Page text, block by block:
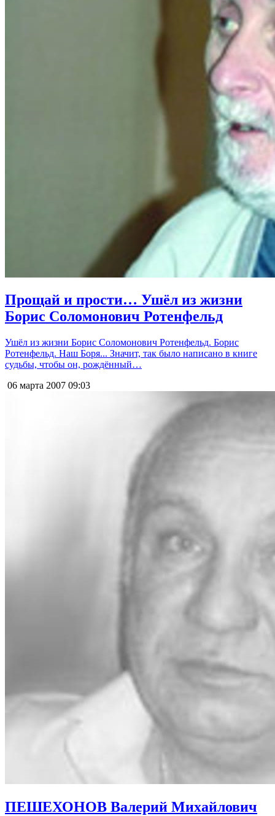
Прощай и прости… Ушёл из жизни
Борис Соломонович Ротенфельд
Ушёл из жизни Борис Соломонович Ротенфельд. Борис
Ротенфельд. Наш Боря... Значит, так было написано в книге
судьбы, чтобы он, рождённый…
06 марта 2007 09:03
ПЕШЕХОНОВ Валерий Михайлович